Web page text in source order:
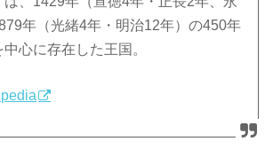
年（光緒4年・明治12年）の450年
心に存在した王国。